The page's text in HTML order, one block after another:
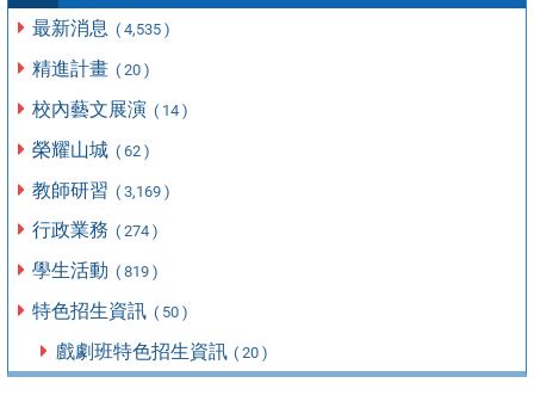
最新消息 ( 4,535 )
精進計畫 ( 20 )
校內藝文展演 ( 14 )
榮耀山城 ( 62 )
教師研習 ( 3,169 )
行政業務 ( 274 )
學生活動 ( 819 )
特色招生資訊 ( 50 )
戲劇班特色招生資訊 ( 20 )